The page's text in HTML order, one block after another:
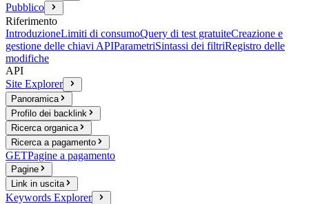
Pubblico
Riferimento
IntroduzioneLimiti di consumoQuery di test gratuiteCreazione e
gestione delle chiavi APIParametriSintassi dei filtriRegistro delle
modifiche
API
Site Explorer
Panoramica
Profilo dei backlink
Ricerca organica
Ricerca a pagamento
GETPagine a pagamento
Pagine
Link in uscita
Keywords Explorer